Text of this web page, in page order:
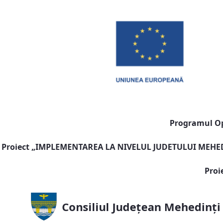
Programul
Proiect „IMPLEMENTAREA LA NIVELUL JUDETULUI
Consiliul Județean Mehedinți